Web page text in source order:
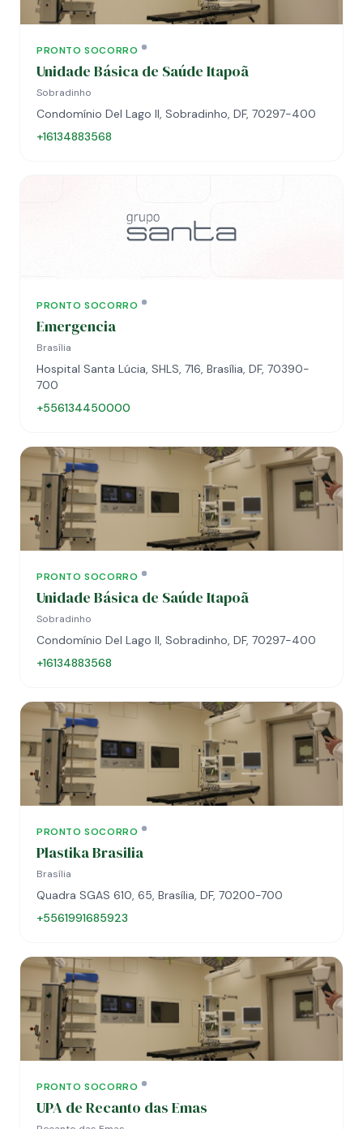
PRONTO SOCORRO
Unidade Básica de Saúde Itapoã
Sobradinho
Condomínio Del Lago II, Sobradinho, DF, 70297-400
+16134883568
PRONTO SOCORRO
Emergencia
Brasília
Hospital Santa Lúcia, SHLS, 716, Brasília, DF, 70390-
700
+556134450000
PRONTO SOCORRO
Unidade Básica de Saúde Itapoã
Sobradinho
Condomínio Del Lago II, Sobradinho, DF, 70297-400
+16134883568
PRONTO SOCORRO
Plastika Brasilia
Brasília
Quadra SGAS 610, 65, Brasília, DF, 70200-700
+5561991685923
PRONTO SOCORRO
UPA de Recanto das Emas